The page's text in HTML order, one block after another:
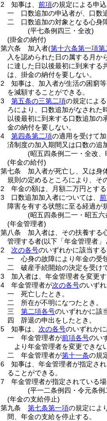
2
知事は、 前項の規定による申
一
口数追加の申込者が、口数
二
口数追加の対象となる心身
(平七条例四三・全改)
(掛金の納付)
第六条
加入者(第十六条第一項
入を認められた日の属する月か
に達した日以後最初に到来する
は、掛金の納付を要しない。
2
知事は、加入者が生活の困窮
を減額することができる。
3
第五条の三第二項の規定によ
ろにより、口数追加がなされた
以後最初に到来する口数追加の
金の納付を要しない。
4
第四条第二項の適用を受けて
済制度の加入期間又は口数の追
(昭五四条例二一・全改
(年金の給付)
第七条
加入者が死亡し、又は身
規則の定めるところにより、そ
2
年金の額は、月額二万円とする
3
口数追加加入者については、
障害を有する状態に至る経過が
(昭五四条例二一・昭五
(年金管理者)
第八条
加入者は、その扶養する
管理する者(以下「年金管理者」
2
次の各号のいずれかに該当す
一
心身の故障により年金の受
二
破産手続開始の決定を受け
3
加入者は、年金管理者を変更す
4
年金管理者が次の各号のいず
一
死亡したとき。
二
所在が不明になつたとき。
三
第二項各号のいずれかに該
四
辞退の申出をしたとき。
5
知事は、 次の各号のいずれか
一
年金管理者が前項各号のい
より年金管理者を変更できな
二
年金管理者が第十一条の規
6
知事は、年金管理者が指定さ
ることができる。
7
年金管理者が指定されている
(平一二条例四・令元条
(年金の支給停止)
第九条
第七条第一項の規定によ
間、年金の支給を停止する。